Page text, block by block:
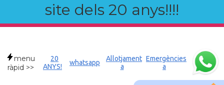
site dels 20 anys!!!!
menu
ràpid >>
20
ANYS!
whatsapp
Allotjament
a
Emergències
a